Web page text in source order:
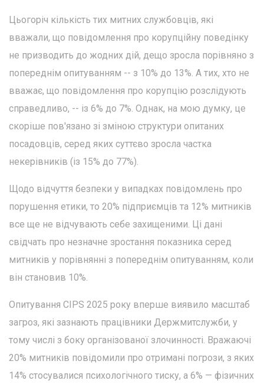
Цьогоріч кількість тих митних службовців, які
вважали, що повідомлення про корупційну поведінку
не призводить до жодних дій, дещо зросла порівняно з
попереднім опитуванням -- з 10% до 13%. А тих, хто не
вважає, що повідомлення про корупцію розслідують
справедливо, -- із 6% до 7%. Однак, на мою думку, це
скоріше пов'язано зі зміною структури опитаних
посадовців, серед яких суттєво зросла частка
некерівників (із 15% до 77%).
Щодо відчуття безпеки у випадках повідомлень про
порушення етики, то 20% підприємців та 12% митників
все ще не відчувають себе захищеними. Ці дані
свідчать про незначне зростання показника серед
митників у порівнянні з попереднім опитуванням, коли
він становив 10%.
Опитування CIPS 2025 року вперше виявило масштаб
загроз, які зазнають працівники Держмитслужби, у
тому числі з боку організованої злочинності. Вражаючі
20% митників повідомили про отримані погрози, з яких
14% стосувалися психологічного тиску, а 6% — фізичних